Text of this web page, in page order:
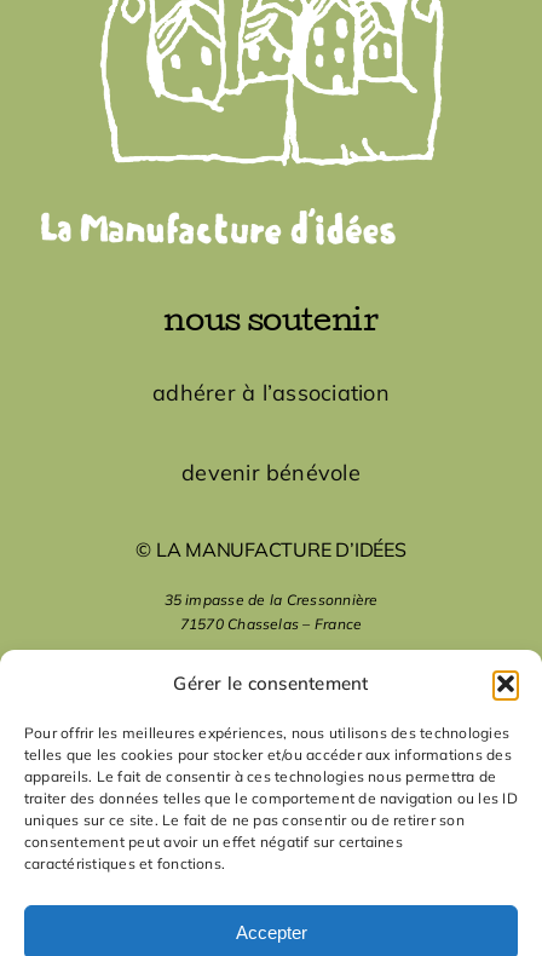
Gérer le consentement
Pour offrir les meilleures expériences, nous utilisons des technologies
telles que les cookies pour stocker et/ou accéder aux informations des
appareils. Le fait de consentir à ces technologies nous permettra de
traiter des données telles que le comportement de navigation ou les ID
uniques sur ce site. Le fait de ne pas consentir ou de retirer son
consentement peut avoir un effet négatif sur certaines
caractéristiques et fonctions.
Accepter
nous soutenir
adhérer à l’association
devenir bénévole
© LA MANUFACTURE D’IDÉES
35 impasse de la Cressonnière
71570 Chasselas – France
mentions légales
nous suivre
nous contacter